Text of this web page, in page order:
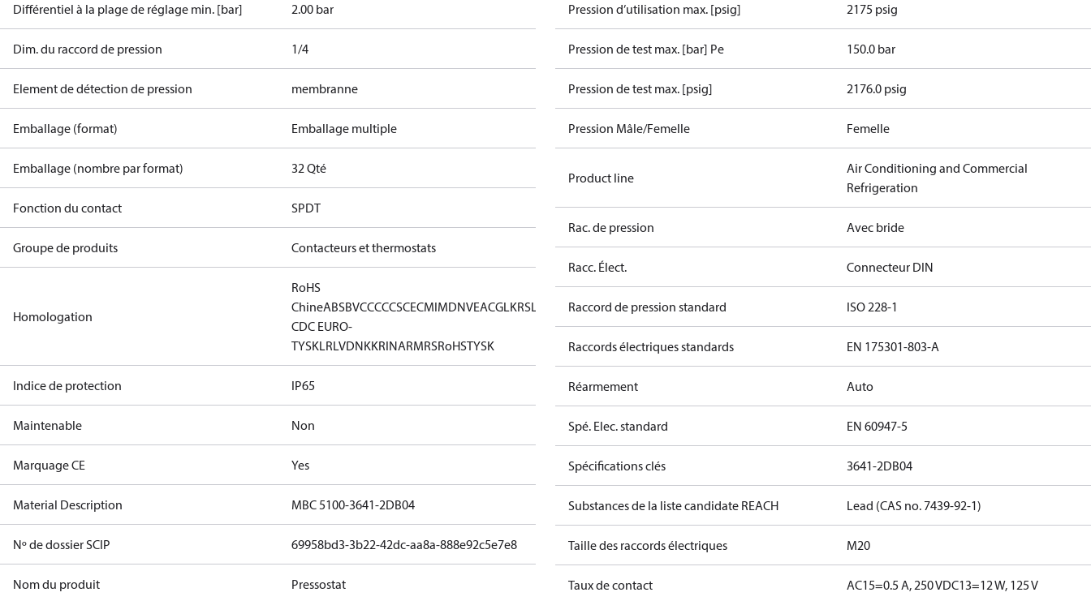
Différentiel à la plage de réglage min. [bar] 2.00 bar
Dim. du raccord de pression 1/4
Element de détection de pression membranne
Emballage (format) Emballage multiple
Emballage (nombre par format) 32 Qté
Fonction du contact SPDT
Groupe de produits Contacteurs et thermostats
Homologation
RoHS
ChineABSBVCCCCCSCECMIMDNVEACGLKRSLLC
CDC EURO-
TYSKLRLVDNKKRINARMRSRoHSTYSK
Indice de protection IP65
Maintenable Non
Marquage CE Yes
Material Description MBC 5100-3641-2DB04
Nº de dossier SCIP 69958bd3-3b22-42dc-aa8a-888e92c5e7e8
Nom du produit Pressostat
Pression d’utilisation max. [psig] 2175 psig
Pression de test max. [bar] Pe 150.0 bar
Pression de test max. [psig] 2176.0 psig
Pression Mâle/Femelle Femelle
Product line
Air Conditioning and Commercial
Refrigeration
Rac. de pression Avec bride
Racc. Élect. Connecteur DIN
Raccord de pression standard ISO 228-1
Raccords électriques standards EN 175301-803-A
Réarmement Auto
Spé. Elec. standard EN 60947-5
Spécifications clés 3641-2DB04
Substances de la liste candidate REACH Lead (CAS no. 7439-92-1)
Taille des raccords électriques M20
Taux de contact AC15=0.5 A, 250 VDC13=12 W, 125 V